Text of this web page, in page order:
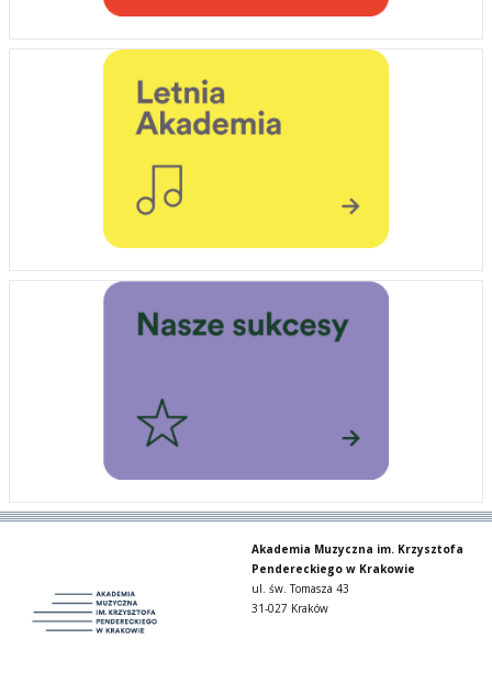
Akademia Muzyczna im. Krzysztofa
Pendereckiego w Krakowie
ul. św. Tomasza 43
31-027 Kraków